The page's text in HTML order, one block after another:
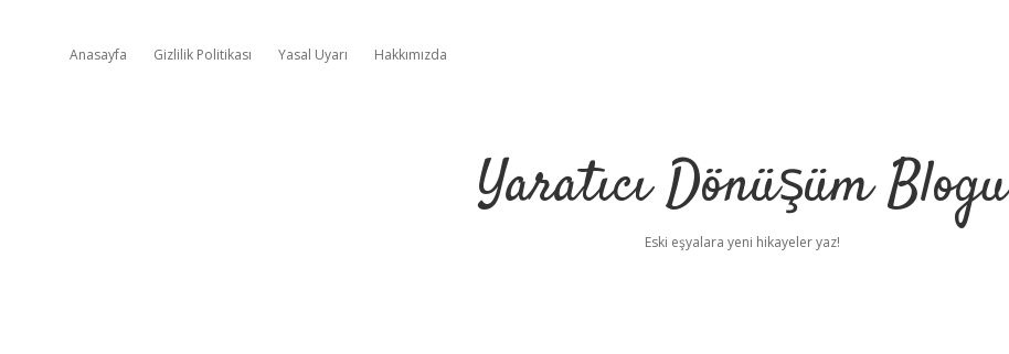
Anasayfa Gizlilik Politikası Yasal Uyarı Hakkımızda
Yaratıcı Dönüşüm Blogu
Eski eşyalara yeni hikayeler yaz!